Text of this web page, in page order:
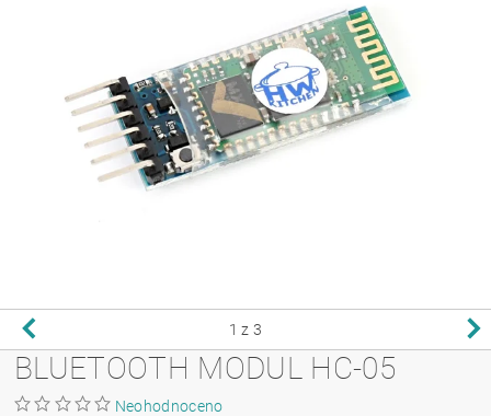
1 z 3
BLUETOOTH MODUL HC-05
Neohodnoceno